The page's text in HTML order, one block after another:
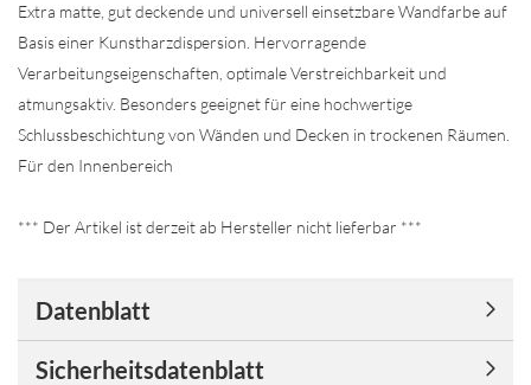
Extra matte, gut deckende und universell einsetzbare Wandfarbe auf
Basis einer Kunstharzdispersion. Hervorragende
Verarbeitungseigenschaften, optimale Verstreichbarkeit und
atmungsaktiv. Besonders geeignet für eine hochwertige
Schlussbeschichtung von Wänden und Decken in trockenen Räumen.
Für den Innenbereich
*** Der Artikel ist derzeit ab Hersteller nicht lieferbar ***
Datenblatt
Sicherheitsdatenblatt